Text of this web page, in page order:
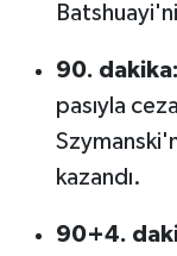
90. dakika:
pasıyla
kazandı.
90+4.